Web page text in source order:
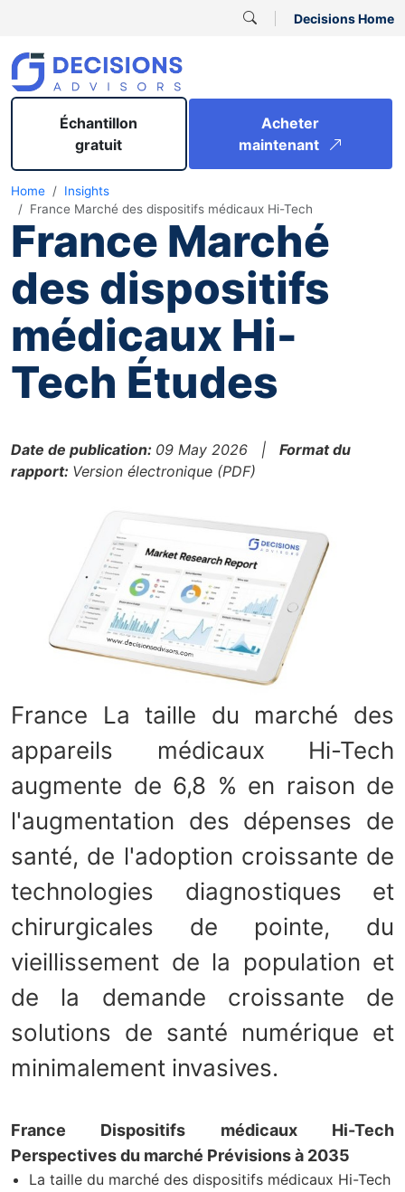
Decisions Home
Échantillon
gratuit
Acheter
maintenant
Home
Insights
France Marché des dispositifs médicaux Hi-Tech
France Marché
des dispositifs
médicaux Hi-
Tech Études
Date de publication: 09 May 2026 | Format du
rapport: Version électronique (PDF)
France La taille du marché des
appareils médicaux Hi-Tech
augmente de 6,8 % en raison de
l'augmentation des dépenses de
santé, de l'adoption croissante de
technologies diagnostiques et
chirurgicales de pointe, du
vieillissement de la population et
de la demande croissante de
solutions de santé numérique et
minimalement invasives.
France Dispositifs médicaux Hi-Tech
Perspectives du marché Prévisions à 2035
La taille du marché des dispositifs médicaux Hi-Tech